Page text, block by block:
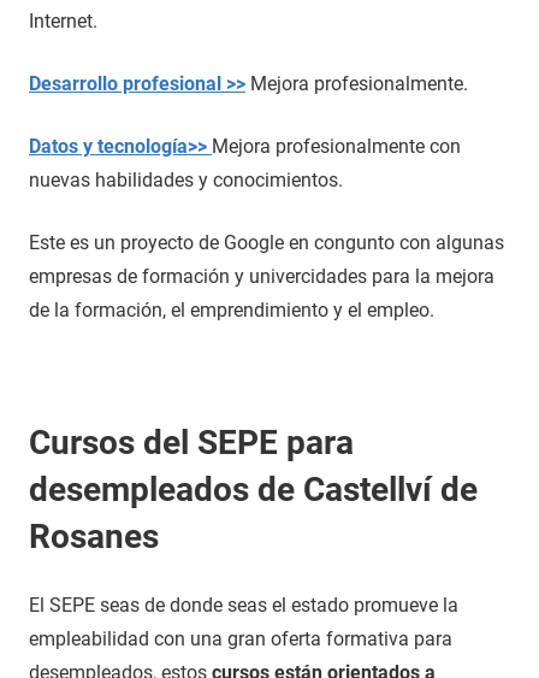
Internet.
Desarrollo profesional >> Mejora profesionalmente.
Datos y tecnología>> Mejora profesionalmente con
nuevas habilidades y conocimientos.
Este es un proyecto de Google en congunto con algunas
empresas de formación y univercidades para la mejora
de la formación, el emprendimiento y el empleo.
Cursos del SEPE para
desempleados de Castellví de
Rosanes
El SEPE seas de donde seas el estado promueve la
empleabilidad con una gran oferta formativa para
desempleados, estos cursos están orientados a